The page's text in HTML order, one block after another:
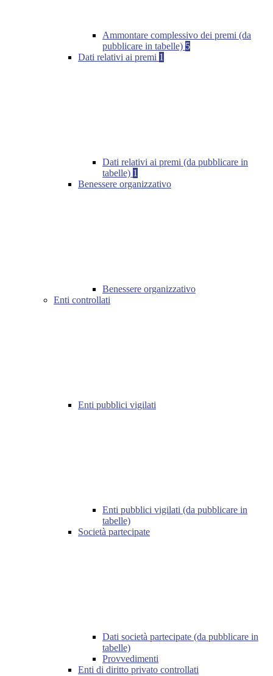
Ammontare complessivo dei premi (da
pubblicare in tabelle) 5
Dati relativi ai premi 1
Dati relativi ai premi (da pubblicare in
tabelle) 1
Benessere organizzativo
Benessere organizzativo
Enti controllati
Enti pubblici vigilati
Enti pubblici vigilati (da pubblicare in
tabelle)
Società partecipate
Dati società partecipate (da pubblicare in
tabelle)
Provvedimenti
Enti di diritto privato controllati